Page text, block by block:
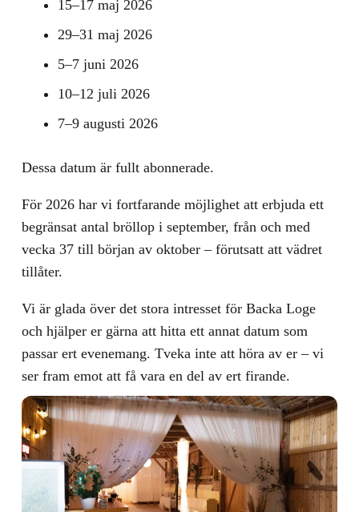
15–17 maj 2026
29–31 maj 2026
5–7 juni 2026
10–12 juli 2026
7–9 augusti 2026
Dessa datum är fullt abonnerade.
För 2026 har vi fortfarande möjlighet att erbjuda ett
begränsat antal bröllop i september, från och med
vecka 37 till början av oktober – förutsatt att vädret
tillåter.
Vi är glada över det stora intresset för Backa Loge
och hjälper er gärna att hitta ett annat datum som
passar ert evenemang. Tveka inte att höra av er – vi
ser fram emot att få vara en del av ert firande.